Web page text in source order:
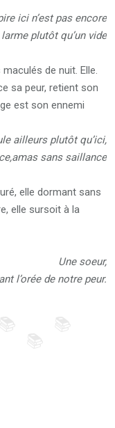
ici n’est pas encore
plutôt qu’un vide
de nuit. Elle.
sa peur, retient son
est son ennemi
ailleurs plutôt qu’ici,
sans saillance
elle dormant sans
elle sursoit à la
Une soeur,
l’orée de notre peur.